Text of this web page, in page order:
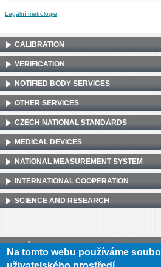
Legální metrologie
CALIBRATION
VERIFICATION
NOTIFIED BODY SERVICES
OTHER SERVICES
CZECH NATIONAL STANDARDS
MEDICAL DEVICES
NATIONAL MEASUREMENT SYSTEM
INTERNATIONAL COOPERATION
SCIENCE AND RESEARCH
CZ00177016
Na tomto webu používáme